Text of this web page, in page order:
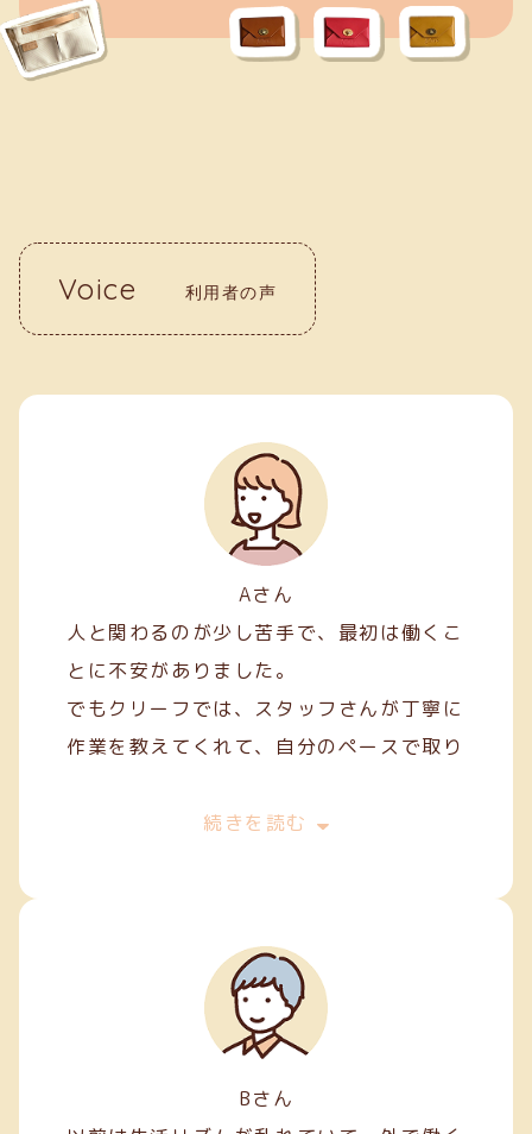
Voice 利用者の声
Aさん
人と関わるのが少し苦手で、最初は働くこ
とに不安がありました。
でもクリーフでは、スタッフさんが丁寧に
作業を教えてくれて、自分のペースで取り
最初は両面テープ貼りや裁縫などの簡単な
続きを読む
Bさん